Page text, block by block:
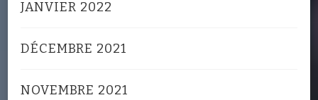
JANVIER 2022
DÉCEMBRE 2021
NOVEMBRE 2021